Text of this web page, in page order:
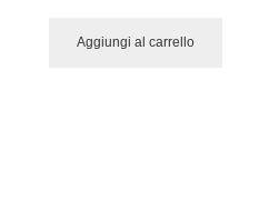
Aggiungi al carrello